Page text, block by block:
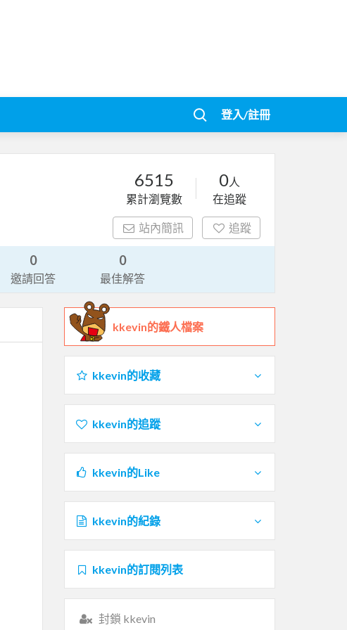
登入/註冊
6515
累計瀏覽數
0人
在追蹤
站內簡訊 追蹤
0
邀請回答
0
最佳解答
kkevin的鐵人檔案
kkevin的收藏
kkevin的追蹤
kkevin的Like
kkevin的紀錄
kkevin的訂閱列表
封鎖 kkevin